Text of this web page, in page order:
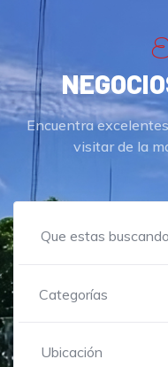
Encuentra
visitar de la
Categorías